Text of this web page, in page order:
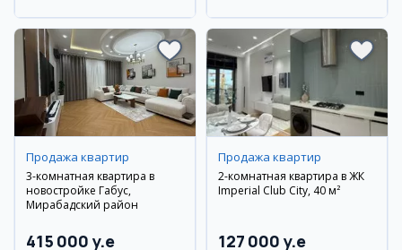
Продажа квартир
3-комнатная квартира в
новостройке Габус,
Мирабадский район
415 000 y.e
Продажа квартир
2-комнатная квартира в ЖК
Imperial Club City, 40 м²
127 000 y.e